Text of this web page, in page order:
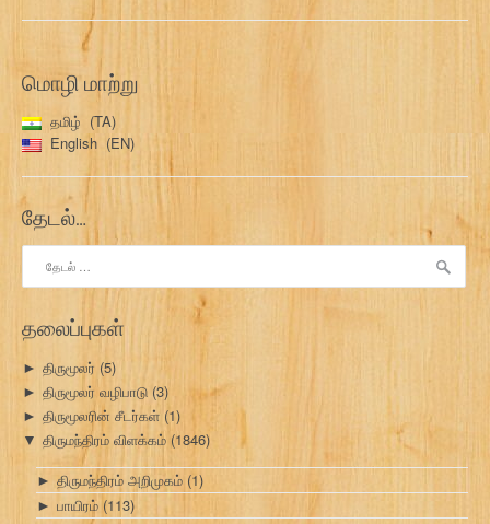
மொழி மாற்று
தமிழ்
TA
English
EN
தேடல்…
தேடு:
தலைப்புகள்
► திருமூலர் (5)
► திருமூலர் வழிபாடு (3)
► திருமூலரின் சீடர்கள் (1)
▼ திருமந்திரம் விளக்கம் (1846)
► திருமந்திரம் அறிமுகம் (1)
► பாயிரம் (113)